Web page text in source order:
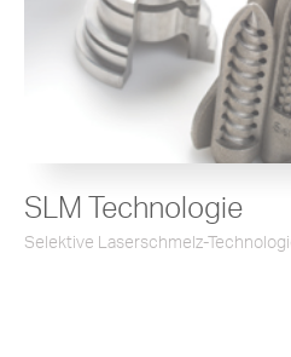
SLM Technologie
Selektive Laserschmelz-Technologie